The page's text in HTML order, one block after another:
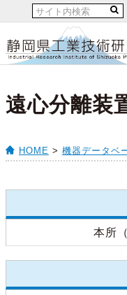
遠心分離装
HOME > 機器データベ
本所